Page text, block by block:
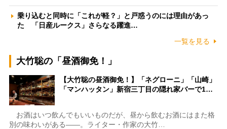
乗り込むと同時に「これが軽？」と戸惑うのには理由があっ
た 「日産ルークス」さらなる躍進…
一覧を見る
大竹聡の「昼酒御免！」
【大竹聡の昼酒御免！】「ネグローニ」「山崎」
「マンハッタン」新宿三丁目の隠れ家バーで1…
お酒はいつ飲んでもいいものだが、昼から飲むお酒にはまた格
別の味わいがある――。ライター・作家の大竹…